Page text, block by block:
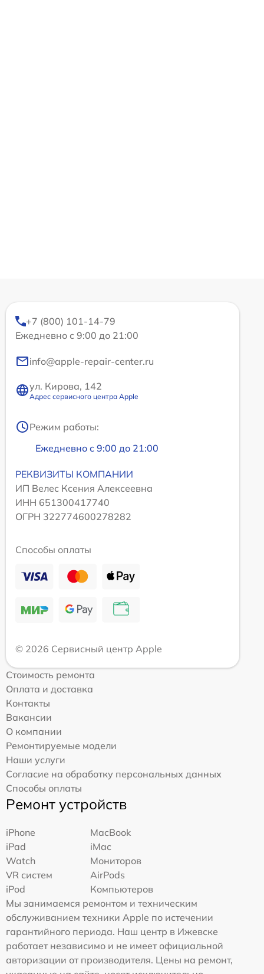
+7 (800) 101-14-79
Ежедневно с 9:00 до 21:00
info@apple-repair-center.ru
ул. Кирова, 142
Адрес сервисного центра Apple
Режим работы:
Ежедневно с 9:00 до 21:00
РЕКВИЗИТЫ КОМПАНИИ
ИП Велес Ксения Алексеевна
ИНН 651300417740
ОГРН 322774600278282
Способы оплаты
© 2026 Сервисный центр Apple
Стоимость ремонта
Оплата и доставка
Контакты
Вакансии
О компании
Ремонтируемые модели
Наши услуги
Согласие на обработку персональных данных
Способы оплаты
Ремонт устройств
iPhone
MacBook
iPad
iMac
Watch
Мониторов
VR систем
AirPods
iPod
Компьютеров
Мы занимаемся ремонтом и техническим
обслуживанием техники Apple по истечении
гарантийного периода. Наш центр в Ижевске
работает независимо и не имеет официальной
авторизации от производителя. Цены на ремонт,